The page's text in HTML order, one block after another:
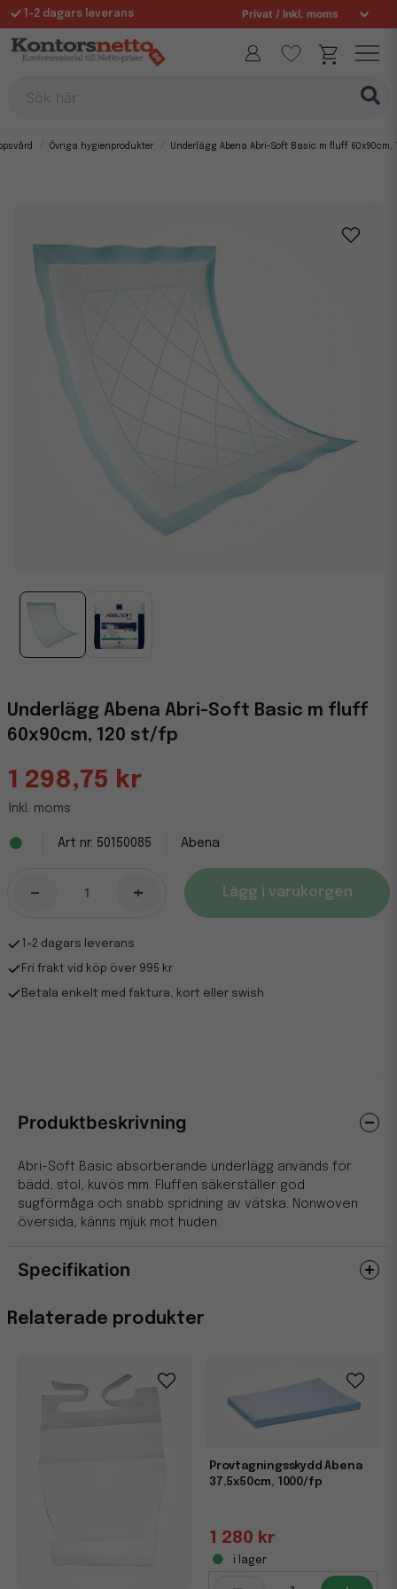
1-2 dagars leverans
Fri frakt över 995 kr
Övriga hygienprodukter Underlägg Abena Abri-Soft Basic m fluff 60x90cm,
Underlägg Abena Abri-Soft Basic m fluff
60x90cm, 120 st/fp
1 298,75 kr
Inkl. moms
50150085 Abena
- + Lägg i varukorgen
1-2 dagars leverans
Fri frakt vid köp över 995 kr
Betala enkelt med faktura, kort eller swish
Relaterade produkter
Provtagningsskydd Abena
37,5x50cm, 1000/fp
1 280 kr
i lager
Produktbeskrivning
Abri-Soft Basic absorberande underlägg används för
bädd, stol, kuvös mm. Fluffen säkerställer god
sugförmåga och snabb spridning av vätska. Nonwoven
översida, känns mjuk mot huden.
Specifikation
Egenskaper